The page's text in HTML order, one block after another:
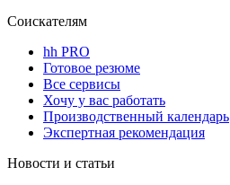
Соискателям
hh PRO
Готовое резюме
Все сервисы
Хочу у вас работать
Производственный календарь
Экспертная рекомендация
Новости и статьи